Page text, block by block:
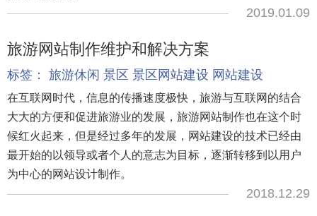
2019.01.09
旅游网站制作维护和解决方案
标签： 旅游休闲 景区 景区网站建设 网站建设
在互联网时代，信息的传播速度极快，旅游与互联网的结合
大大的方便和促进旅游业的发展，旅游网站制作也在这个时
候红火起来，但是经过多年的发展，网站建设的技术已经由
最开始的以领导或者个人的意志为目标，逐渐转移到以用户
为中心的网站设计制作。
2018.12.29